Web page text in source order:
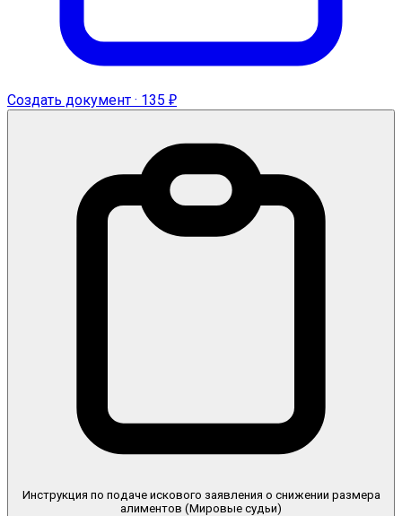
Создать документ · 135 ₽
Инструкция по подаче искового заявления о снижении размера
алиментов (Мировые судьи)